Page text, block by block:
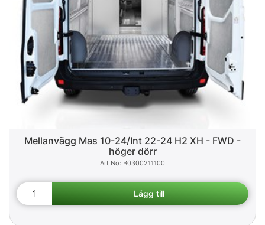
Mellanvägg Mas 10-24/Int 22-24 H2 XH - FWD -
höger dörr
B0300211100